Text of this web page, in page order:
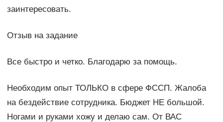
заинтересовать.
Отзыв на задание
Все быстро и четко. Благодарю за помощь.
Необходим опыт ТОЛЬКО в сфере ФССП. Жалоба
на бездействие сотрудника. Бюджет НЕ большой.
Ногами и руками хожу и делаю сам. От ВАС